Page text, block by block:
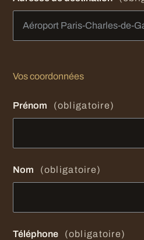
Vos coordonnées
Prénom (obligatoire)
Nom (obligatoire)
Téléphone (obligatoire)